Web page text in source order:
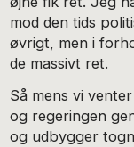
mod den tids
øvrigt, men i
de massivt ret.
Så mens vi
og regeringen
og udbygger